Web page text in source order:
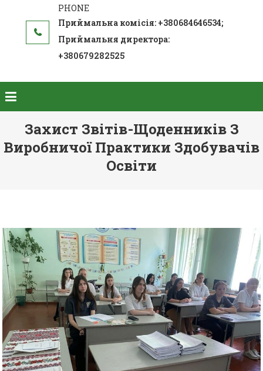
Приймальна комісія: +380684646534;
Приймальня директора:
+380679282525
Захист Звітів-Щоденників З
Виробничої Практики Здобувачів
Освіти